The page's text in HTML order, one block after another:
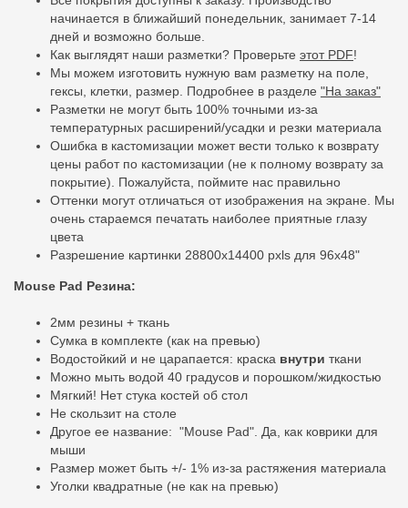
начинается в ближайший понедельник, занимает 7-14
дней и возможно больше.
Как выглядят наши разметки? Проверьте этот PDF!
Мы можем изготовить нужную вам разметку на поле,
гексы, клетки, размер. Подробнее в разделе "На заказ"
Разметки не могут быть 100% точными из-за
температурных расширений/усадки и резки материала
Ошибка в кастомизации может вести только к возврату
цены работ по кастомизации (не к полному возврату за
покрытие). Пожалуйста, поймите нас правильно
Оттенки могут отличаться от изображения на экране. Мы
очень стараемся печатать наиболее приятные глазу
цвета
Разрешение картинки 28800x14400 pxls для 96x48"
Mouse Pad Резина:
2мм резины + ткань
Сумка в комплекте (как на превью)
Водостойкий и не царапается: краска внутри ткани
Можно мыть водой 40 градусов и порошком/жидкостью
Мягкий! Нет стука костей об стол
Не скользит на столе
Другое ее название: "Mouse Pad". Да, как коврики для
мыши
Размер может быть +/- 1% из-за растяжения материала
Уголки квадратные (не как на превью)